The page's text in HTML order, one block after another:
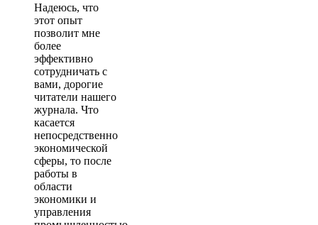
Надеюсь, что
этот опыт
позволит мне
более
эффективно
сотрудничать с
вами, дорогие
читатели нашего
журнала. Что
касается
непосредственно
экономической
сферы, то после
работы в
области
экономики и
управления